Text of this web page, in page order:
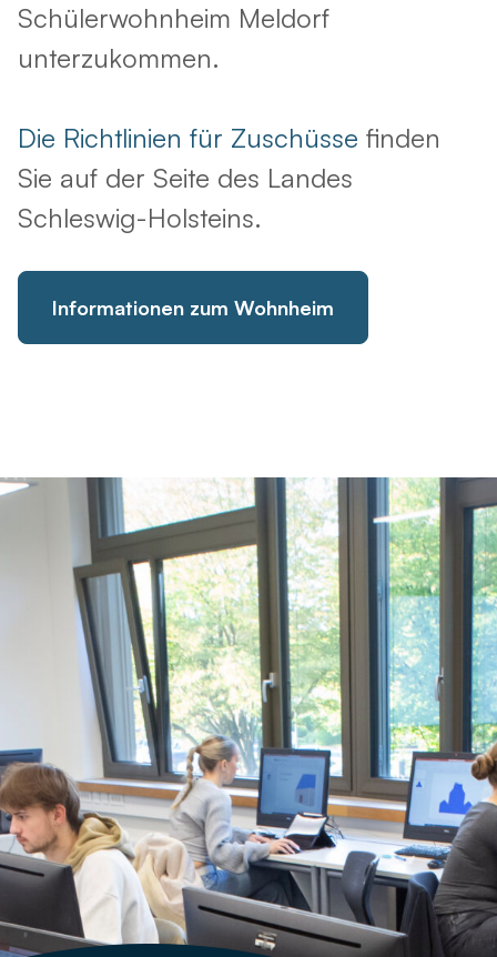
Schülerwohnheim Meldorf
unterzukommen.
Die Richtlinien für Zuschüsse finden
Sie auf der Seite des Landes
Schleswig-Holsteins.
Informationen zum Wohnheim